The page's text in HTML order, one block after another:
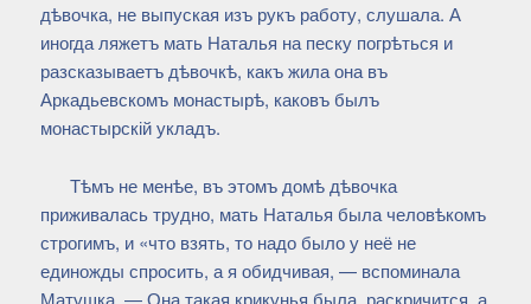
дѣвочка, не выпуская изъ рукъ работу, слушала. А
иногда ляжетъ мать Наталья на песку погрѣться и
разсказываетъ дѣвочкѣ, какъ жила она въ
Аркадьевскомъ монастырѣ, каковъ былъ
монастырскій укладъ.
Тѣмъ не менѣе, въ этомъ домѣ дѣвочка
приживалась трудно, мать Наталья была человѣкомъ
строгимъ, и «что взять, то надо было у неё не
единожды спросить, а я обидчивая, — вспоминала
Матушка. — Она такая крикунья была, раскричится, а